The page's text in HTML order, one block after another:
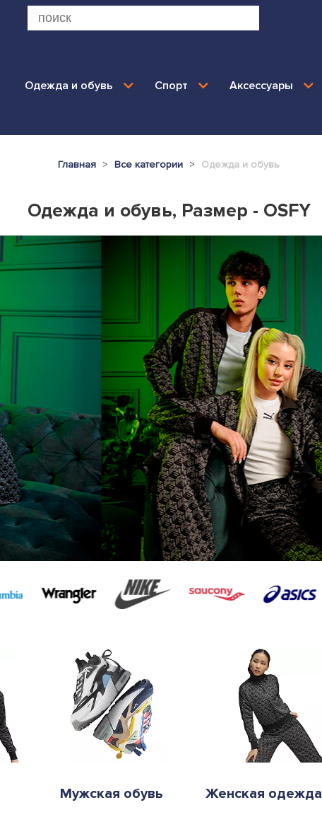
Одежда и обувь Спорт Аксессуары
Главная Все категории Одежда и обувь
Одежда и обувь, Размер - OSFY
Мужская обувь Женская одежда